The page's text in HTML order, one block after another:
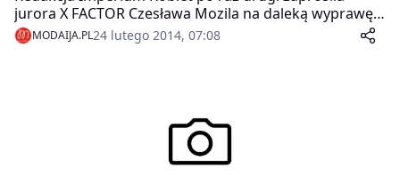
jurora X FACTOR Czesława Mozila na daleką wyprawę.
Po Maroku przyszedł czas na Estonię. Ekipa zwiedziła
m.in. przepiękną starówkę w Tallinnie oraz nadmorski
Tallinnie – Panem Grzegorzem Poznańskim.
MODAIJA.PL24 lutego 2014, 07:08